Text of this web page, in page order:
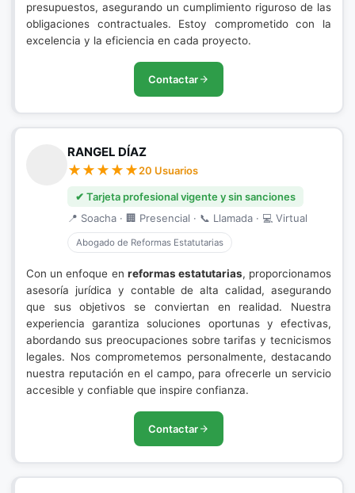
presupuestos, asegurando un cumplimiento riguroso de las
obligaciones contractuales. Estoy comprometido con la
excelencia y la eficiencia en cada proyecto.
Contactar
RANGEL DÍAZ
20 Usuarios
✔ Tarjeta profesional vigente y sin sanciones
📍 Soacha · 🏢 Presencial · 📞 Llamada · 💻 Virtual
Abogado de Reformas Estatutarias
Con un enfoque en reformas estatutarias, proporcionamos
asesoría jurídica y contable de alta calidad, asegurando
que sus objetivos se conviertan en realidad. Nuestra
experiencia garantiza soluciones oportunas y efectivas,
abordando sus preocupaciones sobre tarifas y tecnicismos
legales. Nos comprometemos personalmente, destacando
nuestra reputación en el campo, para ofrecerle un servicio
accesible y confiable que inspire confianza.
Contactar